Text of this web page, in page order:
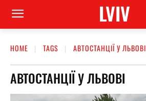
LVIV
HOME TAGS АВТОСТАНЦІЇ У ЛЬВОВІ
АВТОСТАНЦІЇ У ЛЬВОВІ